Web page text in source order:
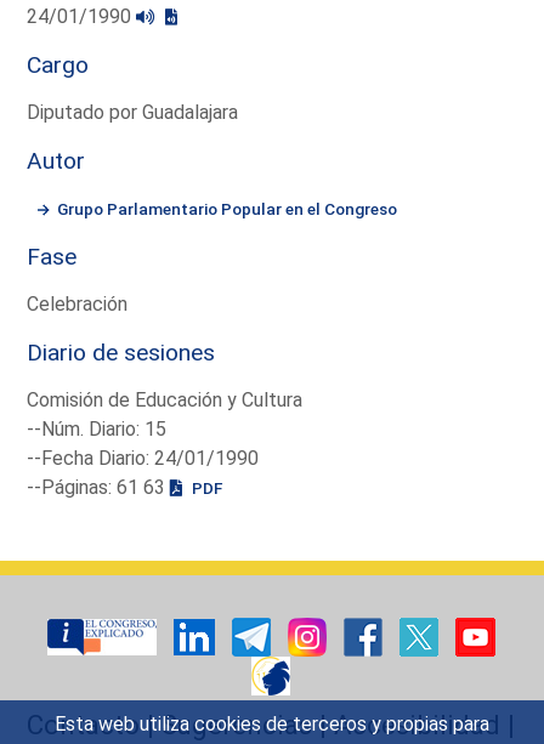
Esta web utiliza cookies de terceros y propias para
24/01/1990
Cargo
Diputado por Guadalajara
Autor
Grupo Parlamentario Popular en el Congreso
Fase
Celebración
Diario de sesiones
Comisión de Educación y Cultura
--Núm. Diario: 15
--Fecha Diario: 24/01/1990
--Páginas: 61 63
PDF
Contacto|Sugerencias|Accesibilidad |